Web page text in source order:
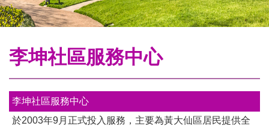
李坤社區服務中心
李坤社區服務中心
於2003年9月正式投入服務，主要為黃大仙區居民提供全